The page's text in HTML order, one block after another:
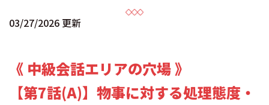
03/27/2026 更新
《 中級会話エリアの穴場 》
【第7話(A)】物事に対する処理態度・